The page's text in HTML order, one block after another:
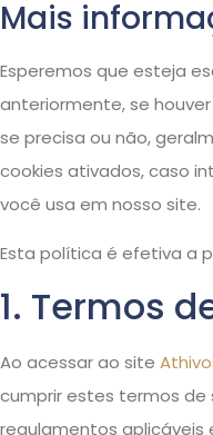
Mais
Esperemos que esteja
anteriormente, se
se precisa ou não,
cookies ativados, caso
você usa em nosso site.
Esta política é efetiva a
1. Termos
Ao acessar ao site
cumprir estes termos de
regulamentos aplicáveis